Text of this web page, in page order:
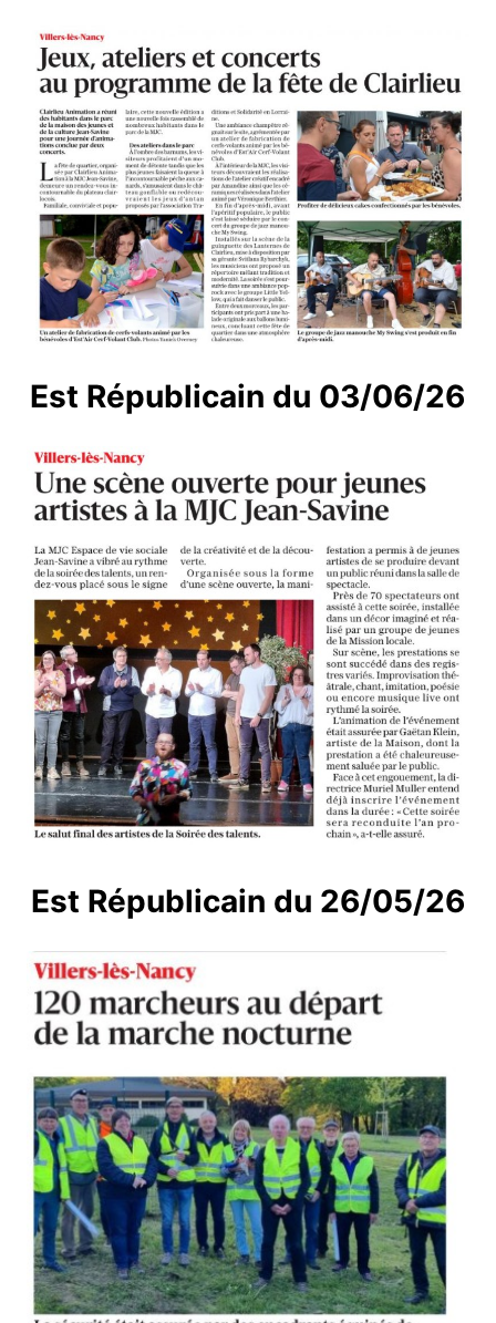
Est Républicain du 03/06/26
Est Républicain du 26/05/26